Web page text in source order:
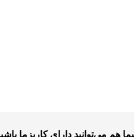
می‌توانید دارای کاریزما باشید